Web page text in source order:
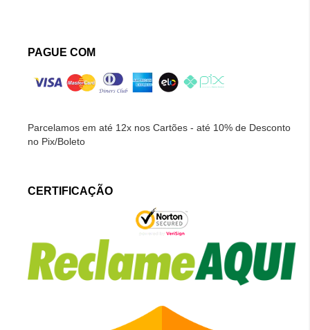
PAGUE COM
Parcelamos em até 12x nos Cartões - até 10% de Desconto
no Pix/Boleto
CERTIFICAÇÃO